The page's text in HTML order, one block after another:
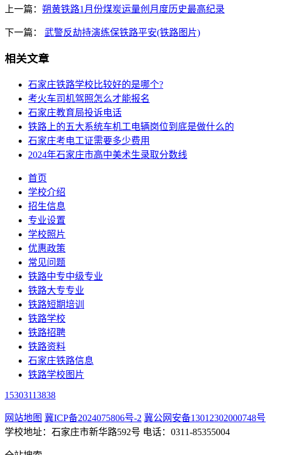
上一篇： 朔黄铁路1月份煤炭运量创月度历史最高纪录
下一篇： 武警反劫持演练保铁路平安(铁路图片)
相关文章
石家庄铁路学校比较好的是哪个?
考火车司机驾照怎么才能报名
石家庄教育局投诉电话
铁路上的五大系统车机工电辆岗位到底是做什么的
石家庄考电工证需要多少费用
2024年石家庄市高中美术生录取分数线
首页
学校介绍
招生信息
专业设置
学校照片
优惠政策
常见问题
铁路中专中级专业
铁路大专专业
铁路短期培训
铁路学校
铁路招聘
铁路资料
石家庄铁路信息
铁路学校图片
15303113838
网站地图 冀ICP备2024075806号-2 冀公网安备13012302000748号
学校地址：石家庄市新华路592号 电话：0311-85355004